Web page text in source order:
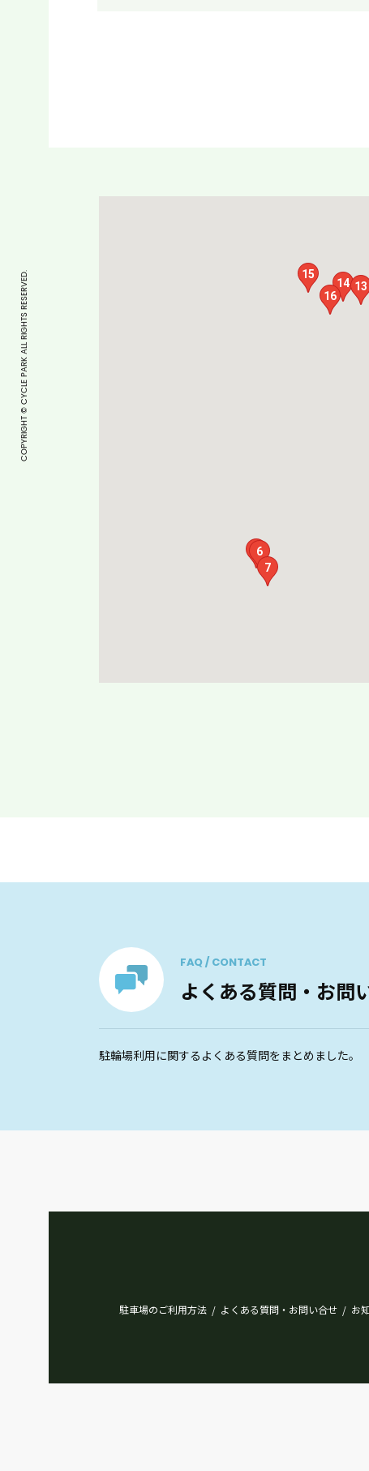
56
7
13
14
15
16
FAQ / CONTACT
よくある質問・お問
駐輪場利用に関するよくある質問をまとめました。
駐車場のご利用方法 / よくある質問・お問い合せ / お
COPYRIGHT © CYCLE PARK ALL RIGHTS RESERVED.